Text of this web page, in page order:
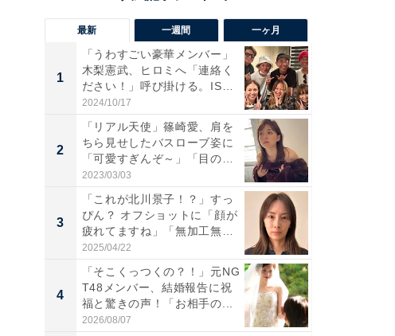
最新 一週間 一ヶ月
1
「うわすごい豪華メンバー」
木梨憲武、ヒロミへ「連絡く
ださい！」呼び掛ける。IS
S...
2024/10/17
2
「リアル天使」篠崎愛、肩を
ちら見せしたバスローブ姿に
「可愛すぎんぞ～」「目の表
情...
2023/03/03
3
「これが北川景子！？」すっ
ぴん？ オフショットに「顔が
疲れてますね」「無加工無
表...
2025/04/22
4
「そこくっつくの？！」元NG
T48メンバー、結婚報告に祝
福と驚きの声！「お相手の...
2026/08/07